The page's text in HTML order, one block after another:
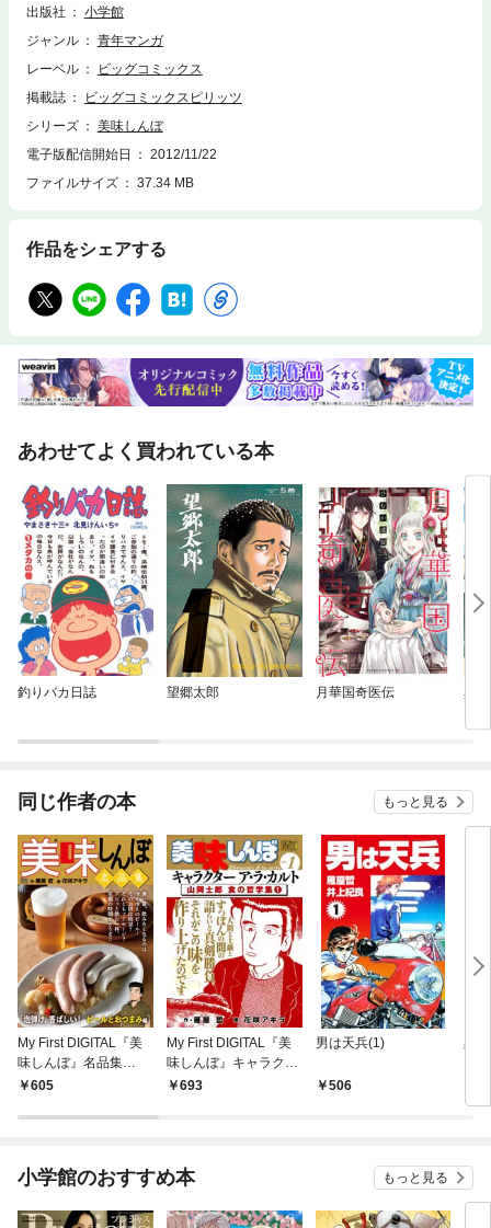
出版社
小学館
ジャンル
青年マンガ
レーベル
ビッグコミックス
掲載誌
ビッグコミックスピリッツ
シリーズ
美味しんぼ
電子版配信開始日
2012/11/22
ファイルサイズ
37.34 MB
作品をシェアする
あわせてよく買われている本
釣りバカ日誌 望郷太郎 月華国奇医伝 異
同じ作者の本 もっと見る
My First DIGITAL『美
味しんぼ』名品集
（1）［泡弾け、香ば
み編］
605
My First DIGITAL『美
味しんぼ』キャラクタ
ー ア・ラ・カルト VO
693
男は天兵(1)
506
黒
小学館のおすすめ本 もっと見る